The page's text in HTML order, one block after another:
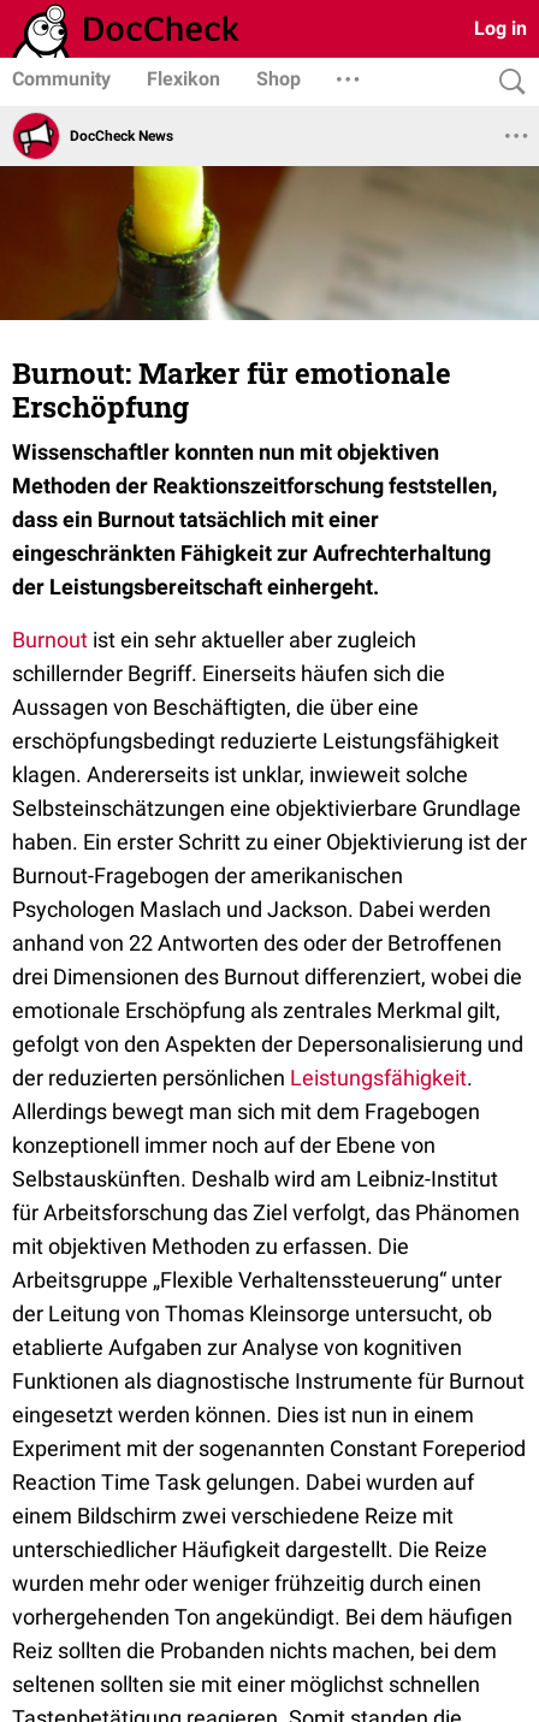
Log in
Community Flexikon Shop
DocCheck News
Burnout: Marker für emotionale
Erschöpfung
Wissenschaftler konnten nun mit objektiven
Methoden der Reaktionszeitforschung feststellen,
dass ein Burnout tatsächlich mit einer
eingeschränkten Fähigkeit zur Aufrechterhaltung
der Leistungsbereitschaft einhergeht.
Burnout ist ein sehr aktueller aber zugleich
schillernder Begriff. Einerseits häufen sich die
Aussagen von Beschäftigten, die über eine
erschöpfungsbedingt reduzierte Leistungsfähigkeit
klagen. Andererseits ist unklar, inwieweit solche
Selbsteinschätzungen eine objektivierbare Grundlage
haben. Ein erster Schritt zu einer Objektivierung ist der
Burnout-Fragebogen der amerikanischen
Psychologen Maslach und Jackson. Dabei werden
anhand von 22 Antworten des oder der Betroffenen
drei Dimensionen des Burnout differenziert, wobei die
emotionale Erschöpfung als zentrales Merkmal gilt,
gefolgt von den Aspekten der Depersonalisierung und
der reduzierten persönlichen Leistungsfähigkeit.
Allerdings bewegt man sich mit dem Fragebogen
konzeptionell immer noch auf der Ebene von
Selbstauskünften. Deshalb wird am Leibniz-Institut
für Arbeitsforschung das Ziel verfolgt, das Phänomen
mit objektiven Methoden zu erfassen. Die
Arbeitsgruppe „Flexible Verhaltenssteuerung“ unter
der Leitung von Thomas Kleinsorge untersucht, ob
etablierte Aufgaben zur Analyse von kognitiven
Funktionen als diagnostische Instrumente für Burnout
eingesetzt werden können. Dies ist nun in einem
Experiment mit der sogenannten Constant Foreperiod
Reaction Time Task gelungen. Dabei wurden auf
einem Bildschirm zwei verschiedene Reize mit
unterschiedlicher Häufigkeit dargestellt. Die Reize
wurden mehr oder weniger frühzeitig durch einen
vorhergehenden Ton angekündigt. Bei dem häufigen
Reiz sollten die Probanden nichts machen, bei dem
seltenen sollten sie mit einer möglichst schnellen